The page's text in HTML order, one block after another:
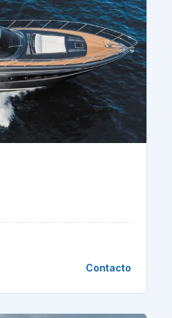
Contacto